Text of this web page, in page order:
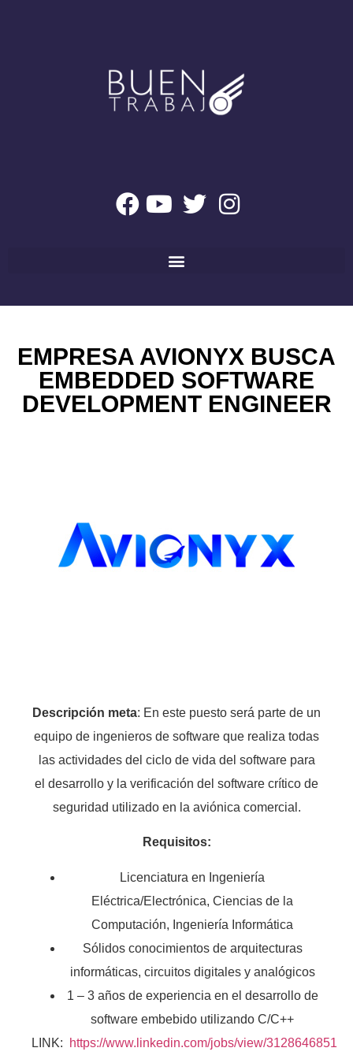
EMPRESA AVIONYX BUSCA
EMBEDDED SOFTWARE
DEVELOPMENT ENGINEER
Descripción meta: En este puesto será parte de un
equipo de ingenieros de software que realiza todas
las actividades del ciclo de vida del software para
el desarrollo y la verificación del software crítico de
seguridad utilizado en la aviónica comercial.
Requisitos:
Licenciatura en Ingeniería
Eléctrica/Electrónica, Ciencias de la
Computación, Ingeniería Informática
Sólidos conocimientos de arquitecturas
informáticas, circuitos digitales y analógicos
1 – 3 años de experiencia en el desarrollo de
software embebido utilizando C/C++
LINK: https://www.linkedin.com/jobs/view/3128646851